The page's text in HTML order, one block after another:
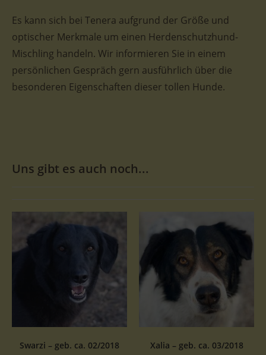
Es kann sich bei Tenera aufgrund der Größe und
optischer Merkmale um einen Herdenschutzhund-
Mischling handeln. Wir informieren Sie in einem
persönlichen Gespräch gern ausführlich über die
besonderen Eigenschaften dieser tollen Hunde.
Uns gibt es auch noch...
Swarzi – geb. ca. 02/2018 Xalia – geb. ca. 03/2018